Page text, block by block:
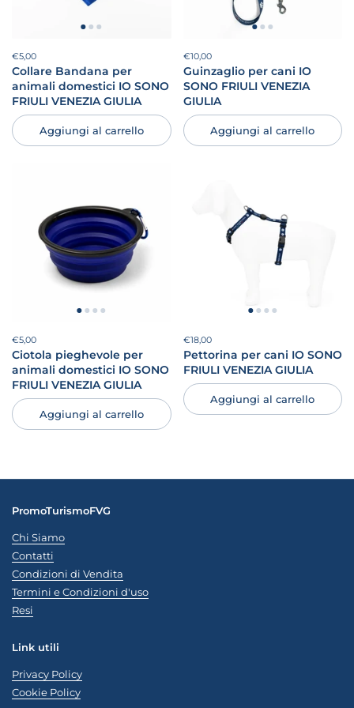
Prezzo:
€5,00
Collare Bandana per
animali domestici IO SONO
FRIULI VENEZIA GIULIA
Aggiungi al carrello
Prezzo:
€10,00
Guinzaglio per cani IO
SONO FRIULI VENEZIA
GIULIA
Aggiungi al carrello
Prezzo:
€5,00
Ciotola pieghevole per
animali domestici IO SONO
FRIULI VENEZIA GIULIA
Aggiungi al carrello
Prezzo:
€18,00
Pettorina per cani IO SONO
FRIULI VENEZIA GIULIA
Aggiungi al carrello
PromoTurismoFVG
Chi Siamo
Contatti
Condizioni di Vendita
Termini e Condizioni d'uso
Resi
Link utili
Privacy Policy
Cookie Policy